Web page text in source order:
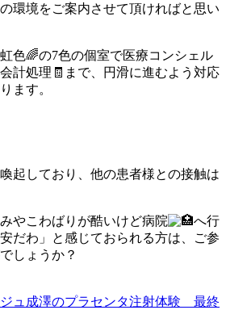
環境をご案内させて頂ければと思い
色🌈の7色の個室で医療コンシェル
計処理🧾まで、円滑に進むよう対応
ます。
起しており、 他の患者様との接触は
やこわばりが酷いけど病院
へ行
だわ」と感じておられる方は、
ご参
しょうか？
ュ成澤のプラセンタ注射体験 最終